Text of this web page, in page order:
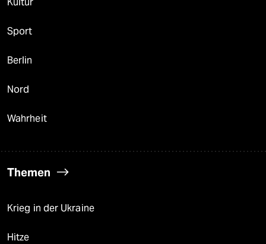
Sport
Berlin
Nord
Wahrheit
Themen
Krieg in der Ukraine
Hitze